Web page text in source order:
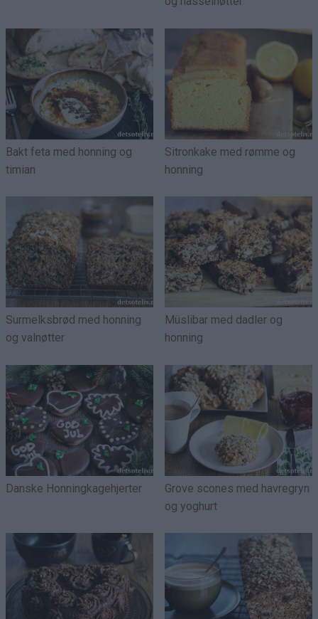
Bakt feta med honning og
timian
Sitronkake med rømme og
honning
Surmelksbrød med honning
og valnøtter
Müslibar med dadler og
honning
Danske Honningkagehjerter
Grove scones med havregryn
og yoghurt